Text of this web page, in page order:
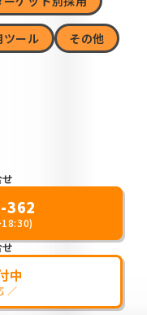
ツール その他
362
中
／